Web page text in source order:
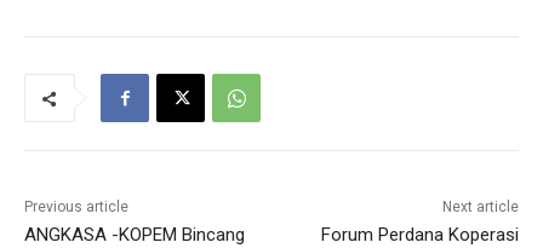
Previous article
ANGKASA -KOPEM Bincang
Next article
Forum Perdana Koperasi